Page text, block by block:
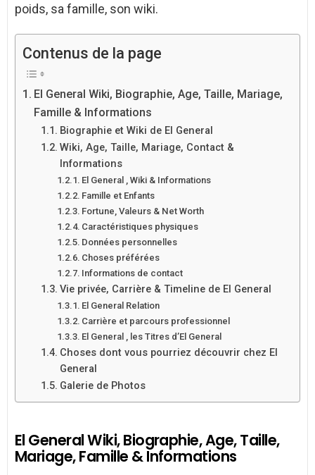
poids, sa famille, son wiki.
Contenus de la page
El General Wiki, Biographie, Age, Taille, Mariage,
Famille & Informations
Biographie et Wiki de El General
Wiki, Age, Taille, Mariage, Contact &
Informations
El General , Wiki & Informations
Famille et Enfants
Fortune, Valeurs & Net Worth
Caractéristiques physiques
Données personnelles
Choses préférées
Informations de contact
Vie privée, Carrière & Timeline de El General
El General Relation
Carrière et parcours professionnel
El General , les Titres d’El General
Choses dont vous pourriez découvrir chez El
General
Galerie de Photos
El General Wiki, Biographie, Age, Taille,
Mariage, Famille & Informations